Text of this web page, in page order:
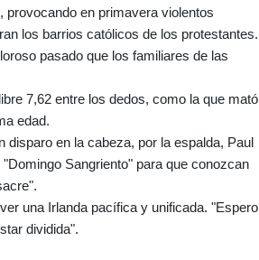
provocando en primavera violentos
los barrios católicos de los protestantes.
pasado que los familiares de las
7,62 entre los dedos, como la que mató
edad.
disparo en la cabeza, por la espalda, Paul
Sangriento" para que conozcan
una Irlanda pacífica y unificada. "Espero
dividida".